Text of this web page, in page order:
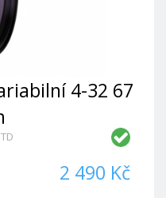
4-32 67
2 490 Kč